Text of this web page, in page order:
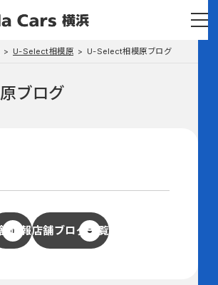
U-Select相模原 U-Select相模原ブログ
ブログ
情報店舗ブログ一覧